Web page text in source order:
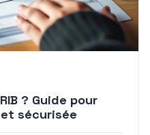
? Guide pour
sécurisée